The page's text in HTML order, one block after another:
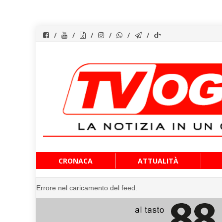
al
contenuto
CRONACA ATTUALITÀ
Errore nel caricamento del feed.